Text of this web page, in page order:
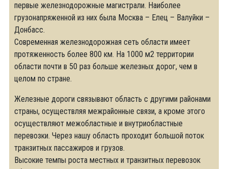
первые железнодорожные магистрали. Наиболее
грузонапряженной из них была Москва – Елец – Валуйки –
Донбасс.
Современная железнодорожная сеть области имеет
протяженность более 800 км. На 1000 м2 территории
области почти в 50 раз больше железных дорог, чем в
целом по стране.
Железные дороги связывают область с другими районами
страны, осуществляя межрайонные связи, а кроме этого
осуществляют межобластные и внутриобластные
перевозки. Через нашу область проходит большой поток
транзитных пассажиров и грузов.
Высокие темпы роста местных и транзитных перевозок